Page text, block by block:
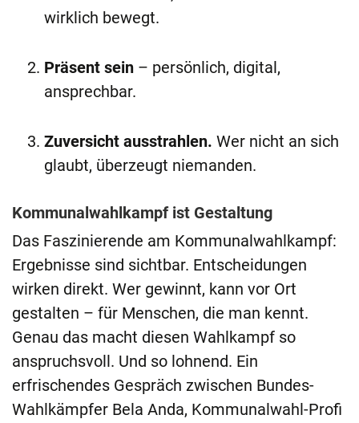
wirklich bewegt.
Präsent sein – persönlich, digital,
ansprechbar.
Zuversicht ausstrahlen. Wer nicht an sich
glaubt, überzeugt niemanden.
Kommunalwahlkampf ist Gestaltung
Das Faszinierende am Kommunalwahlkampf:
Ergebnisse sind sichtbar. Entscheidungen
wirken direkt. Wer gewinnt, kann vor Ort
gestalten – für Menschen, die man kennt.
Genau das macht diesen Wahlkampf so
anspruchsvoll. Und so lohnend. Ein
erfrischendes Gespräch zwischen Bundes-
Wahlkämpfer Bela Anda, Kommunalwahl-Profi